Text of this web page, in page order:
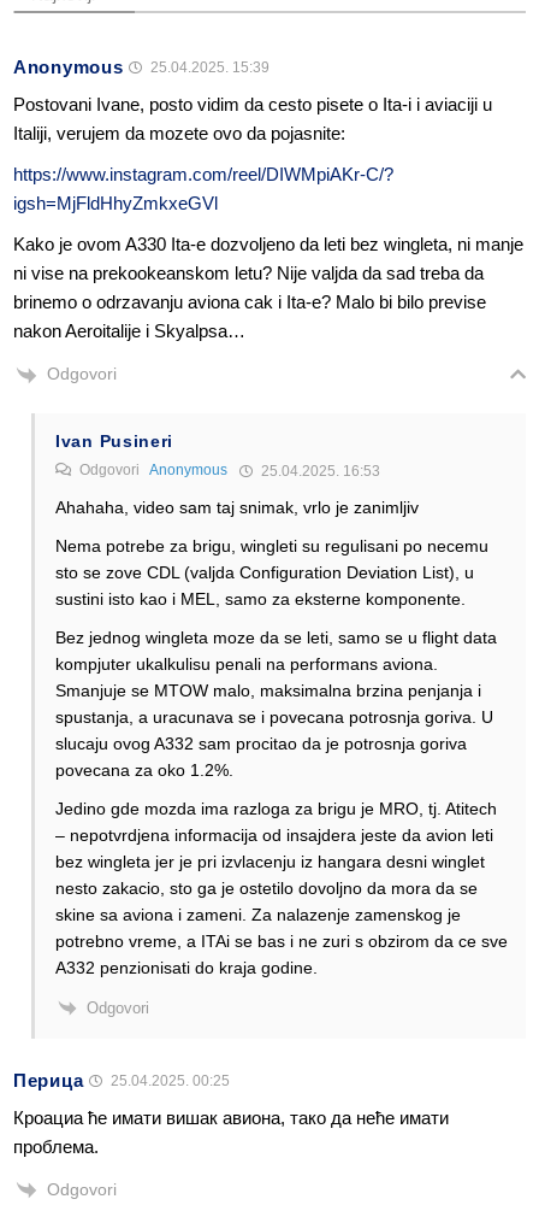
Anonymous 25.04.2025. 15:39
Postovani Ivane, posto vidim da cesto pisete o Ita-i i aviaciji u
Italiji, verujem da mozete ovo da pojasnite:
https://www.instagram.com/reel/DIWMpiAKr-C/?
igsh=MjFldHhyZmkxeGVl
Kako je ovom A330 Ita-e dozvoljeno da leti bez wingleta, ni manje
ni vise na prekookeanskom letu? Nije valjda da sad treba da
brinemo o odrzavanju aviona cak i Ita-e? Malo bi bilo previse
nakon Aeroitalije i Skyalpsa…
Odgovori
Ivan Pusineri
Odgovori Anonymous 25.04.2025. 16:53
Ahahaha, video sam taj snimak, vrlo je zanimljiv
Nema potrebe za brigu, wingleti su regulisani po necemu
sto se zove CDL (valjda Configuration Deviation List), u
sustini isto kao i MEL, samo za eksterne komponente.
Bez jednog wingleta moze da se leti, samo se u flight data
kompjuter ukalkulisu penali na performans aviona.
Smanjuje se MTOW malo, maksimalna brzina penjanja i
spustanja, a uracunava se i povecana potrosnja goriva. U
slucaju ovog A332 sam procitao da je potrosnja goriva
povecana za oko 1.2%.
Jedino gde mozda ima razloga za brigu je MRO, tj. Atitech
– nepotvrdjena informacija od insajdera jeste da avion leti
bez wingleta jer je pri izvlacenju iz hangara desni winglet
nesto zakacio, sto ga je ostetilo dovoljno da mora da se
skine sa aviona i zameni. Za nalazenje zamenskog je
potrebno vreme, a ITAi se bas i ne zuri s obzirom da ce sve
A332 penzionisati do kraja godine.
Odgovori
Перица 25.04.2025. 00:25
Кроациа ће имати вишак авиона, тако да неће имати
проблема.
Odgovori